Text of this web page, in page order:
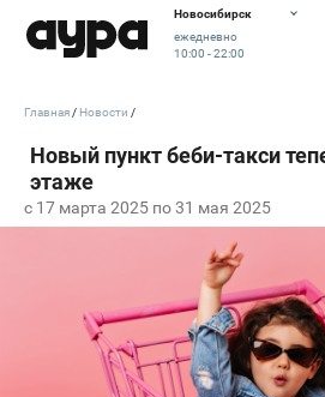
Новосибирск
ежедневно
10:00 - 22:00
c 17 марта 2025 по 31 мая 2025
Главная Новости